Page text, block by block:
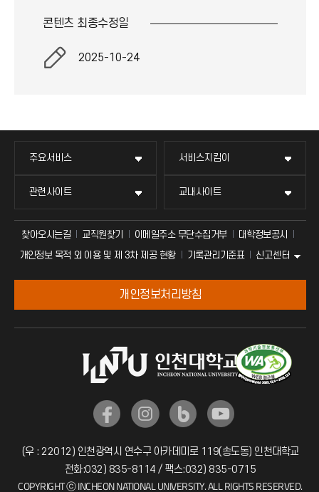
콘텐츠 최종수정일
2025-10-24
주요서비스 서비스지킴이
관련사이트 교내사이트
찾아오시는길 교직원찾기 이메일주소 무단수집거부
대학정보공시
개인정보 목적 외 이용 및 제 3차 제공 현황
기록관리기준표 신고센터
개인정보처리방침
(우 : 22012) 인천광역시 연수구 아카데미로 119(송도동) 인천대학교
전화:032) 835-8114 / 팩스:032) 835-0715
COPYRIGHT ⓒ INCHEON NATIONAL UNIVERSITY. ALL RIGHTS RESERVED.